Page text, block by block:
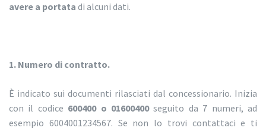
avere a portata di alcuni dati.
1. Numero di contratto.
È indicato sui documenti rilasciati dal concessionario. Inizia
con il codice 600400 o 01600400seguito da 7 numeri, ad
esempio 6004001234567. Se non lo trovi contattaci e ti